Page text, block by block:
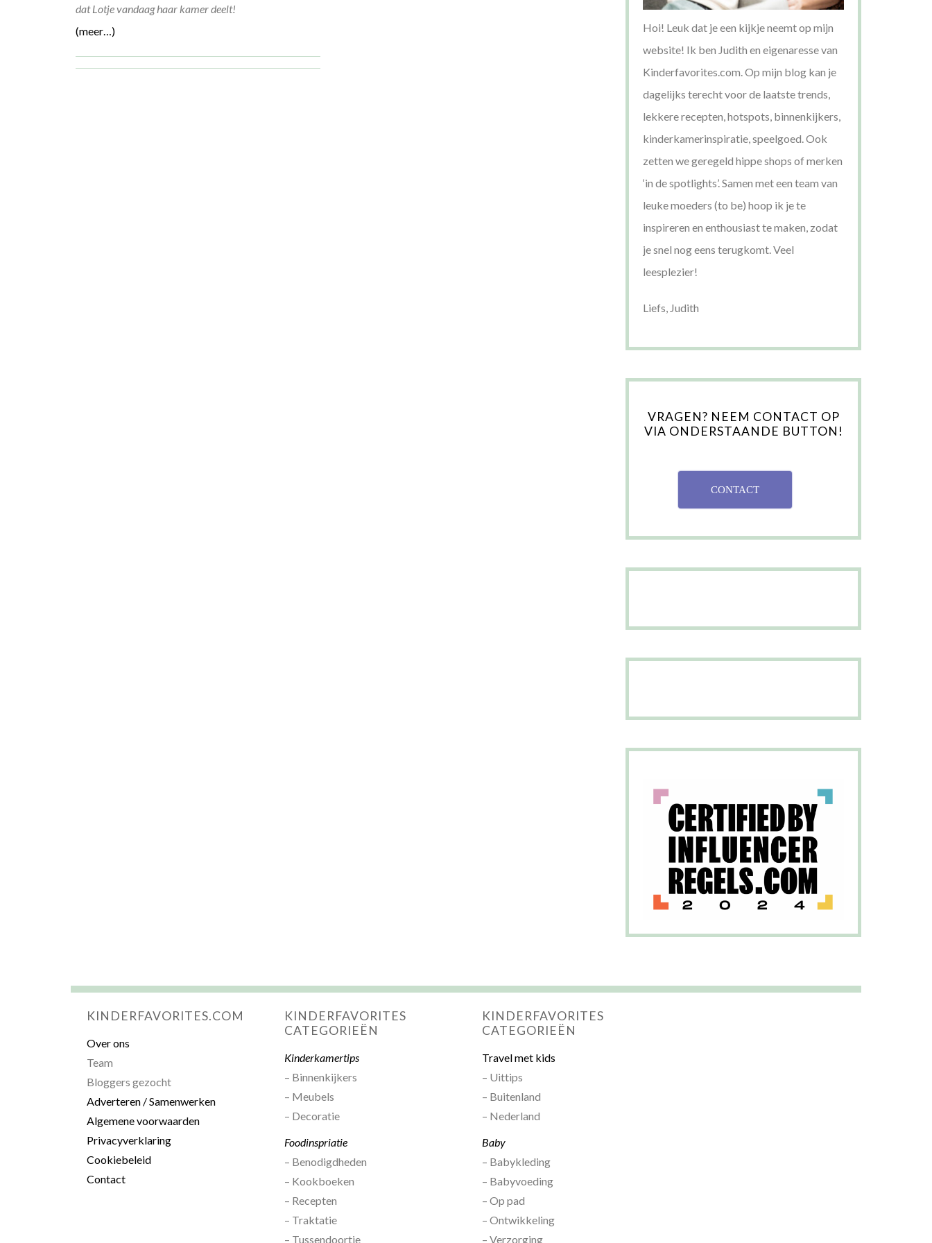
dat Lotje vandaag haar kamer deelt!
(meer…)
Hoi! Leuk dat je een kijkje neemt op mijn
website! Ik ben Judith en eigenaresse van
Kinderfavorites.com. Op mijn blog kan je
dagelijks terecht voor de laatste trends,
lekkere recepten, hotspots, binnenkijkers,
kinderkamerinspiratie, speelgoed. Ook
zetten we geregeld hippe shops of merken
‘in de spotlights’. Samen met een team van
leuke moeders (to be) hoop ik je te
inspireren en enthousiast te maken, zodat
je snel nog eens terugkomt. Veel
leesplezier!
Liefs, Judith
VRAGEN? NEEM CONTACT OP
VIA ONDERSTAANDE BUTTON!
CONTACT
KINDERFAVORITES.COM
Over ons
Team
Bloggers gezocht
Adverteren / Samenwerken
Algemene voorwaarden
Privacyverklaring
Cookiebeleid
Contact
KINDERFAVORITES
CATEGORIEËN
Kinderkamertips
– Binnenkijkers
– Meubels
– Decoratie
Foodinspriatie
– Benodigdheden
– Kookboeken
– Recepten
– Traktatie
– Tussendoortje
KINDERFAVORITES
CATEGORIEËN
Travel met kids
– Uittips
– Buitenland
– Nederland
Baby
– Babykleding
– Babyvoeding
– Op pad
– Ontwikkeling
– Verzorging